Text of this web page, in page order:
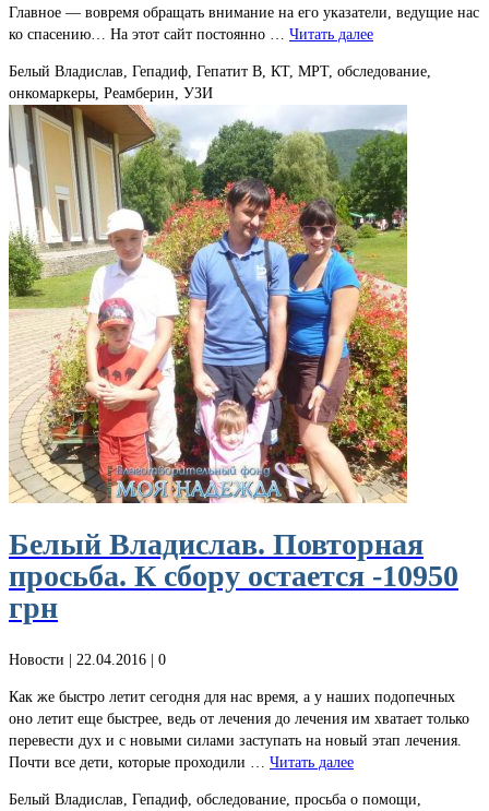
Главное — вовремя обращать внимание на его указатели, ведущие нас
ко спасению… На этот сайт постоянно … Читать далее
Белый Владислав, Гепадиф, Гепатит В, КТ, МРТ, обследование,
онкомаркеры, Реамберин, УЗИ
Белый Владислав. Повторная
просьба. К сбору остается -10950
грн
Новости | 22.04.2016 | 0
Как же быстро летит сегодня для нас время, а у наших подопечных
оно летит еще быстрее, ведь от лечения до лечения им хватает только
перевести дух и с новыми силами заступать на новый этап лечения.
Почти все дети, которые проходили … Читать далее
Белый Владислав, Гепадиф, обследование, просьба о помощи,